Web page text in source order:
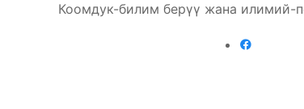
Коомдук-билим берүү жана илимий-